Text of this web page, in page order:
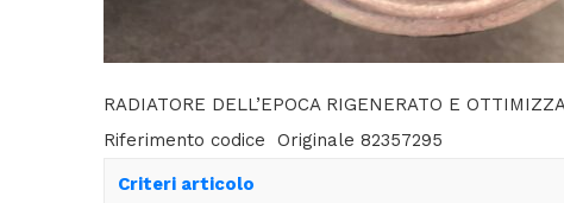
RADIATORE DELL’EPOCA RIGENERATO E
Riferimento codice Originale 82357295
Criteri articolo